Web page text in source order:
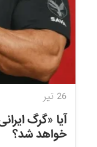
26 تیر
آیا «گرگ
خواهد شد؟